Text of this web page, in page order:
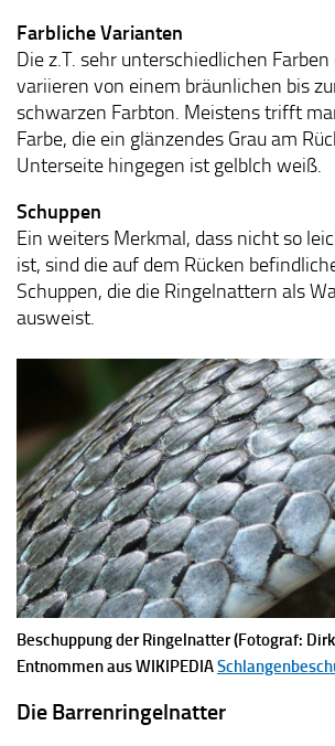
Farbliche Varianten
Die z.T. sehr unterschiedlichen Farben
variieren von einem bräunlichen bis
schwarzen Farbton. Meistens trifft
Farbe, die ein glänzendes Grau am
Unterseite hingegen ist gelblch weiß.
Schuppen
Ein weiters Merkmal, dass nicht so
ist, sind die auf dem Rücken
Schuppen, die die Ringelnattern als
ausweist.
Beschuppung der Ringelnatter (Fotograf:
Entnommen aus WIKIPEDIA
Die Barrenringelnatter